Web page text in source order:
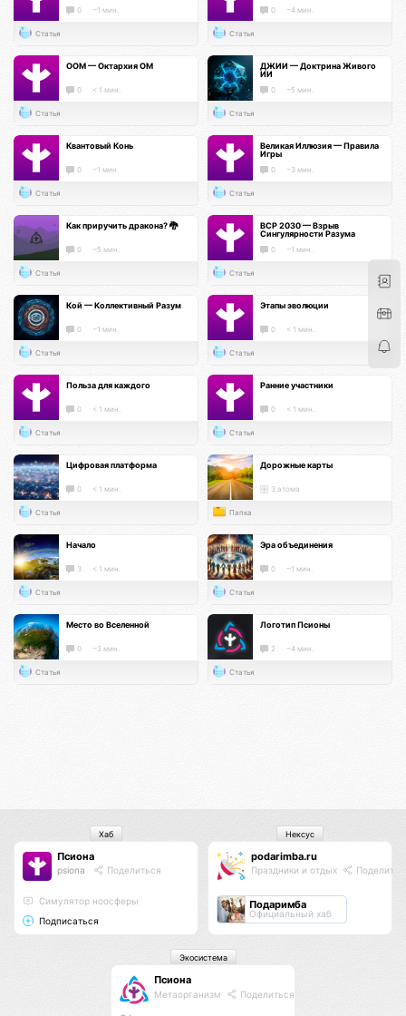
0 ~1 мин.
Статья
0 ~4 мин.
Статья
ООМ — Октархия ОМ
0 < 1 мин.
Статья
ДЖИИ — Доктрина Живого
ИИ
0 ~5 мин.
Статья
Квантовый Конь
0 ~1 мин.
Статья
Великая Иллюзия — Правила
Игры
0 ~3 мин.
Статья
Как приручить дракона? 🐉
0 ~5 мин.
Статья
ВСР 2030 — Взрыв
Сингулярности Разума
0 ~1 мин.
Статья
Кой — Коллективный Разум
0 ~1 мин.
Статья
Этапы эволюции
0 < 1 мин.
Статья
Польза для каждого
0 < 1 мин.
Статья
Ранние участники
0 < 1 мин.
Статья
Цифровая платформа
0 < 1 мин.
Статья
Дорожные карты
3 атома
Папка
Начало
3 < 1 мин.
Статья
Эра объединения
0 ~1 мин.
Статья
Место во Вселенной
0 ~3 мин.
Статья
Логотип Псионы
2 ~4 мин.
Статья
Псиона
psiona Поделиться
Cимулятор ноосферы
Подписаться
Хаб
podarimba.ru
Праздники и отдых
Подаримба
Официальный хаб
Нексус
Псиона
Метаорганизм Поделиться
Экосистема